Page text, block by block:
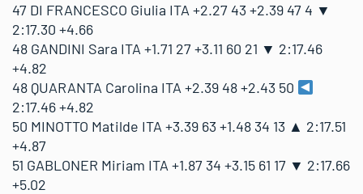
47 DI FRANCESCO Giulia ITA +2.27 43 +2.39 47 4 ▼
2:17.30 +4.66
48 GANDINI Sara ITA +1.71 27 +3.11 60 21 ▼ 2:17.46
+4.82
48 QUARANTA Carolina ITA +2.39 48 +2.43 50
2:17.46 +4.82
50 MINOTTO Matilde ITA +3.39 63 +1.48 34 13 ▲ 2:17.51
+4.87
51 GABLONER Miriam ITA +1.87 34 +3.15 61 17 ▼ 2:17.66
+5.02